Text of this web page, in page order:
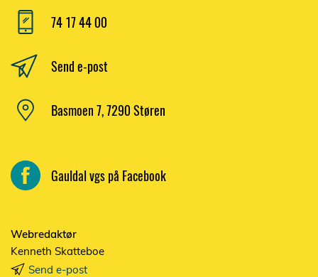
74 17 44 00
Send e-post
Basmoen 7, 7290 Støren
Gauldal vgs på Facebook
Webredaktør
Kenneth Skatteboe
Send e-post